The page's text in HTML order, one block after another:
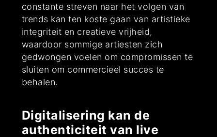
constante streven naar het volgen van
trends kan ten koste gaan van artistieke
integriteit en creatieve vrijheid,
waardoor sommige artiesten zich
gedwongen voelen om compromissen te
sluiten om commercieel succes te
behalen.
Digitalisering kan de
authenticiteit van live